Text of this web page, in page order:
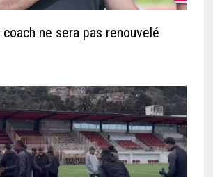
ne sera pas renouvelé